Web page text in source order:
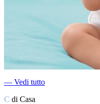
― Vedi tutto
C di Casa